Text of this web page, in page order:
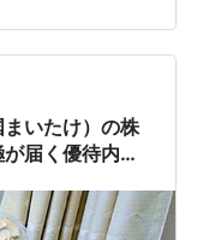
いたけ）の株
届く優待内容